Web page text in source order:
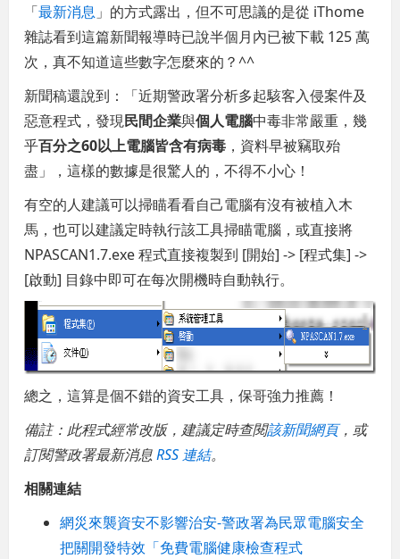
「最新消息 」的方式露出，但不可思議的是從 iThome
雜誌看到這篇新聞報導時已說半個月內已被下載 125 萬
次，真不知道這些數字怎麼來的？^^
新聞稿還說到：「近期警政署分析多起駭客入侵案件及
惡意程式，發現民間企業與個人電腦中毒非常嚴重，幾
乎百分之60以上電腦皆含有病毒 ，資料早被竊取殆
盡」，這樣的數據是很驚人的，不得不小心！
有空的人建議可以掃瞄看看自己電腦有沒有被植入木
馬，也可以建議定時執行該工具掃瞄電腦，或直接將
NPASCAN1.7.exe 程式直接複製到 [開始] -> [程式集] ->
[啟動] 目錄中即可在每次開機時自動執行。
總之，這算是個不錯的資安工具，保哥強力推薦！
備註：此程式經常改版，建議定時查閱該新聞網頁，或
訂閱警政署最新消息RSS 連結。
相關連結
網災來襲資安不影響治安-警政署為民眾電腦安全
把關開發特效「免費電腦健康檢查程式